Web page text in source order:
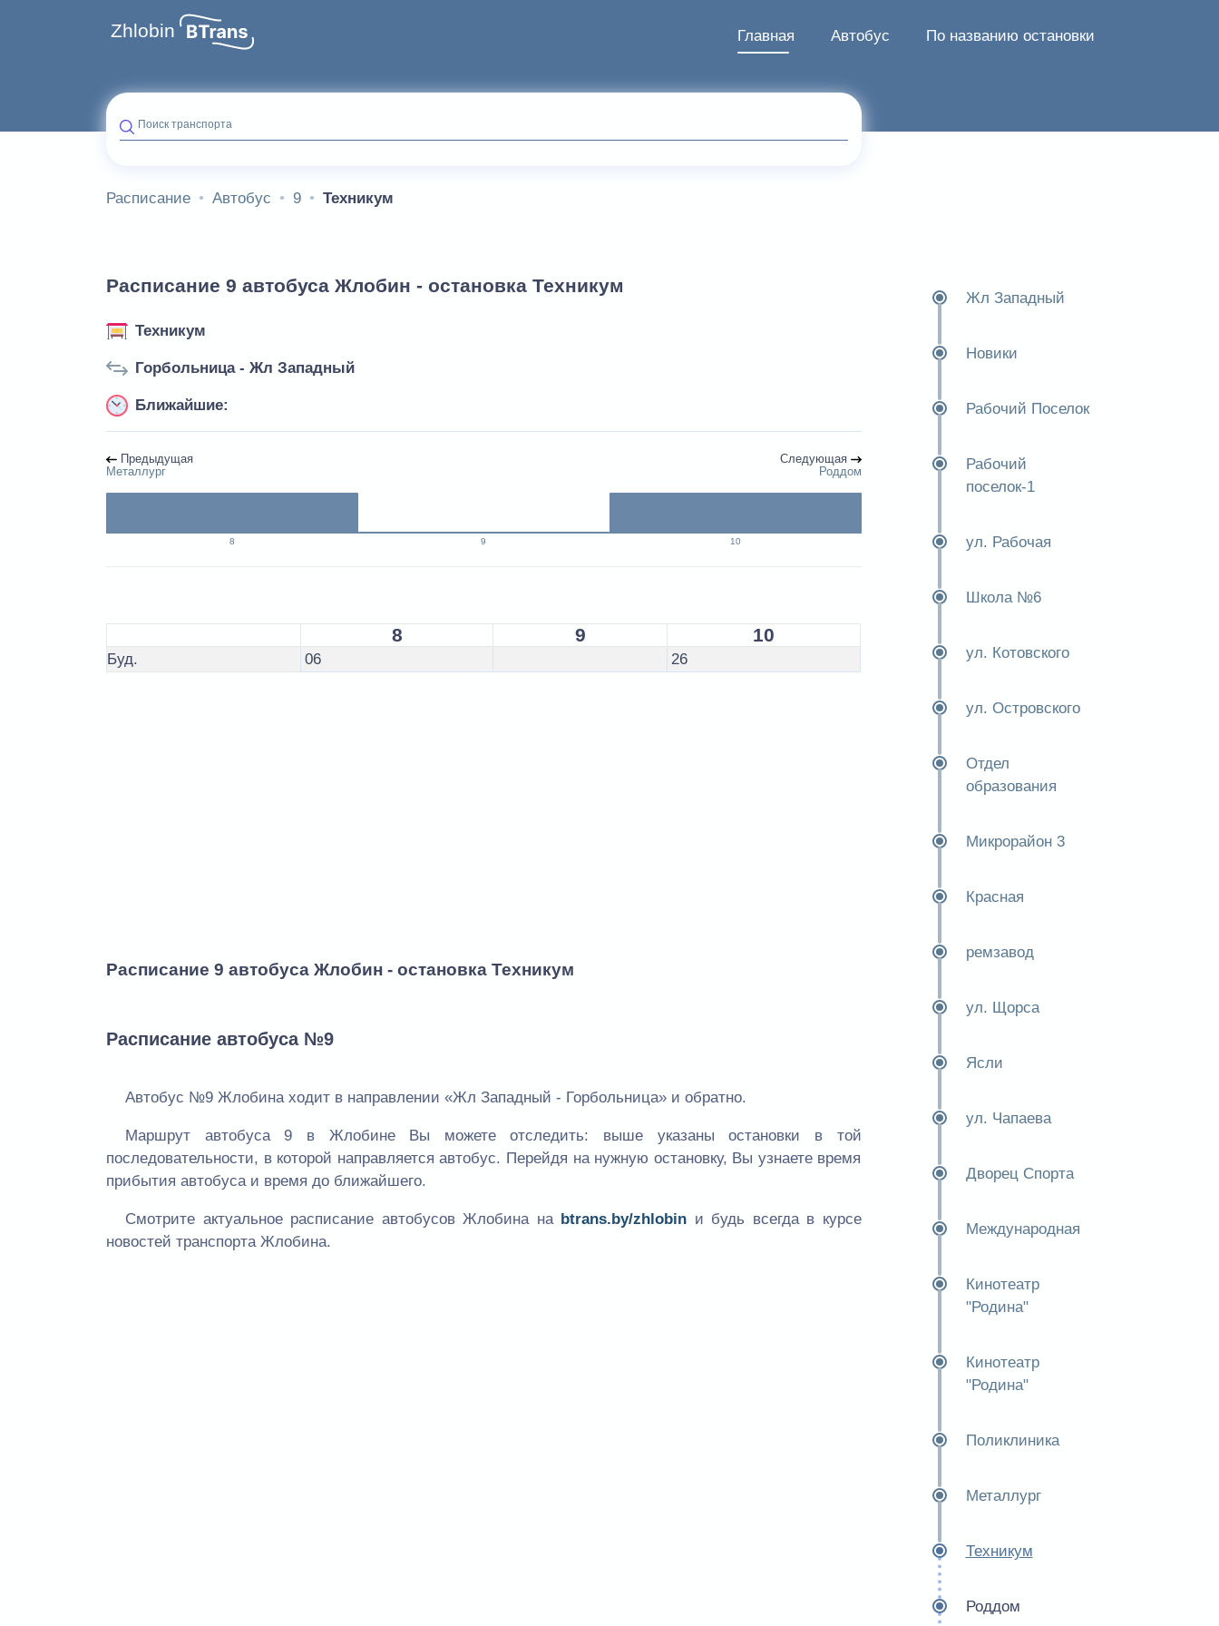
Zhlobin Главная Автобус По названию остановки
Поиск транспорта
Расписание Автобус 9 Техникум
Расписание 9 автобуса Жлобин - остановка Техникум
Техникум
Горбольница - Жл Западный
Ближайшие:
Предыдущая
Металлург
Следующая
Роддом
8 9 10
8 9 10
Буд. 06 26
Расписание 9 автобуса Жлобин - остановка Техникум
Расписание автобуса №9
Автобус №9 Жлобина ходит в направлении «Жл Западный - Горбольница» и обратно.
Маршрут автобуса 9 в Жлобине Вы можете отследить: выше указаны остановки в той
последовательности, в которой направляется автобус. Перейдя на нужную остановку, Вы узнаете время
прибытия автобуса и время до ближайшего.
Смотрите актуальное расписание автобусов Жлобина на btrans.by/zhlobin и будь всегда в курсе
новостей транспорта Жлобина.
Жл Западный
Новики
Рабочий Поселок
Рабочий
поселок-1
ул. Рабочая
Школа №6
ул. Котовского
ул. Островского
Отдел
образования
Микрорайон 3
Красная
ремзавод
ул. Щорса
Ясли
ул. Чапаева
Дворец Спорта
Международная
Кинотеатр
"Родина"
Кинотеатр
"Родина"
Поликлиника
Металлург
Техникум
Роддом